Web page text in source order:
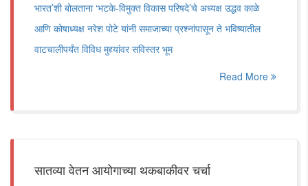
भारत’शी बोलताना ‘भटके-विमुक्त विकास परिषदे’चे अध्यक्ष उद्धव काळे
आणि कोषाध्यक्ष नरेश पोटे यांनी समाजाच्या प्रश्नांपासून ते भविष्यातील
वाटचालीपर्यंत विविध मुद्द्यांवर सविस्तर भूम
Read More
सातव्या वेतन आयोगाच्या थकबाकीवर चर्चा